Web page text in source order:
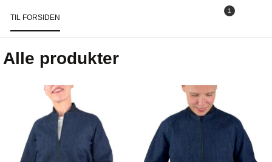
1
TIL FORSIDEN
Alle produkter